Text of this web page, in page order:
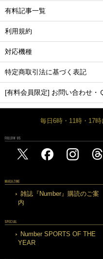
有料記事一覧
利用規約
対応機種
特定商取引法に基づく表記
[有料会員限定] お問い合わせ・
毎日6時・11時・17
FOLLOW US
MAGAZINE
雑誌『Number』購読のご案
内
SPECIAL
Number SPORTS OF THE
YEAR